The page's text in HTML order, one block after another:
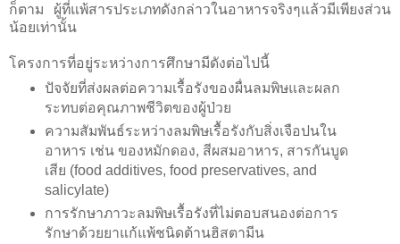
ก็ตาม ผู้ที่แพ้สารประเภทดังกล่าวในอาหารจริงๆแล้วมีเพียงส่วน
น้อยเท่านั้น
โครงการที่อยู่ระหว่างการศึกษามีดังต่อไปนี้
ปัจจัยที่ส่งผลต่อความเรื้อรังของผื่นลมพิษและผลก
ระทบต่อคุณภาพชีวิตของผู้ป่วย
ความสัมพันธ์ระหว่างลมพิษเรื้อรังกับสิ่งเจือปนใน
อาหาร เช่น ของหมักดอง, สีผสมอาหาร, สารกันบูด
เสีย (food additives, food preservatives, and
salicylate)
การรักษาภาวะลมพิษเรื้อรังที่ไม่ตอบสนองต่อการ
รักษาด้วยยาแก้แพ้ชนิดต้านฮิสตามีน